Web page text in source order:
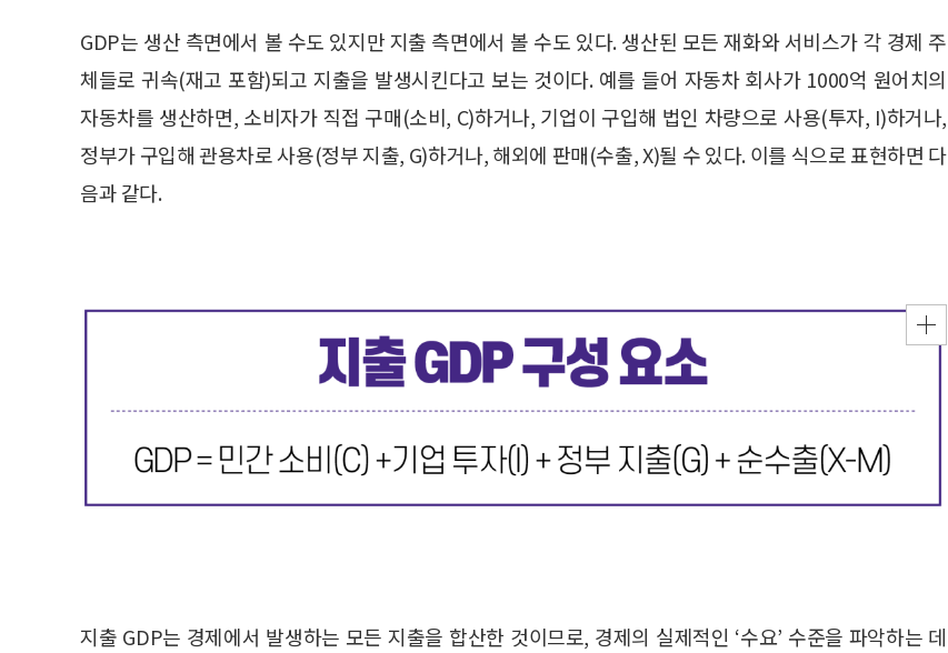
GDP는 생산 측면에서 볼 수도 있지만 지출 측면에서 볼 수도 있다. 생산된 모든 재화와 서비스가 각 경제 주
체들로 귀속(재고 포함)되고 지출을 발생시킨다고 보는 것이다. 예를 들어 자동차 회사가 1000억 원어치의
자동차를 생산하면, 소비자가 직접 구매(소비, C)하거나, 기업이 구입해 법인 차량으로 사용(투자, I)하거나,
정부가 구입해 관용차로 사용(정부 지출, G)하거나, 해외에 판매(수출, X)될 수 있다. 이를 식으로 표현하면 다
음과 같다.
지출 GDP는 경제에서 발생하는 모든 지출을 합산한 것이므로, 경제의 실제적인 ‘수요’ 수준을 파악하는 데